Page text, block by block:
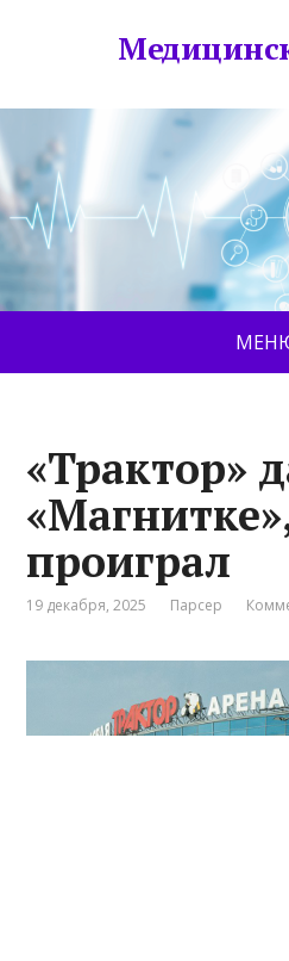
«Трактор»
проиграл
19 декабря, 2025 Парсер